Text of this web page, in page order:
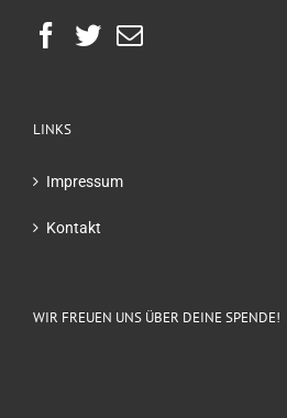
LINKS
Impressum
Kontakt
WIR FREUEN UNS ÜBER DEINE SPENDE!